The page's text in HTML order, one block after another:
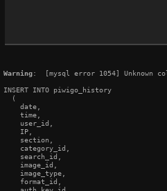
Warning:  [mysql error 1054]
INSERT INTO piwigo_history
  (
    date,
    time,
    user_id,
    IP,
    section,
    category_id,
    search_id,
    image_id,
    image_type,
    format_id,